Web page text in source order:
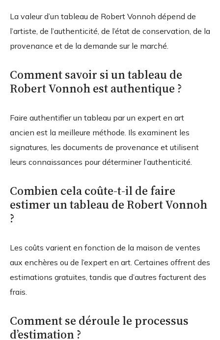
La valeur d’un tableau de Robert Vonnoh dépend de
l’artiste, de l’authenticité, de l’état de conservation, de la
provenance et de la demande sur le marché.
Comment savoir si un tableau de
Robert Vonnoh est authentique ?
Faire authentifier un tableau par un expert en art
ancien est la meilleure méthode. Ils examinent les
signatures, les documents de provenance et utilisent
leurs connaissances pour déterminer l’authenticité.
Combien cela coûte-t-il de faire
estimer un tableau de Robert Vonnoh
?
Les coûts varient en fonction de la maison de ventes
aux enchères ou de l’expert en art. Certaines offrent des
estimations gratuites, tandis que d’autres facturent des
frais.
Comment se déroule le processus
d’estimation ?